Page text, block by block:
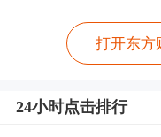
具体会怎么调
算公式。
打开东方
24小时点击排行